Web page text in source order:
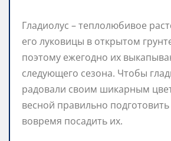
Гладиолус – теплолюбивое
его луковицы в открытом
поэтому ежегодно их
следующего сезона. Чтобы
радовали своим шикарным
весной правильно
вовремя посадить их.